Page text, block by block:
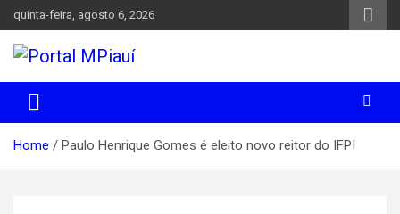
to
content
quinta-feira, agosto 6, 2026
Portal MPiauí
Parnaíba
Home Paulo Henrique Gomes é eleito novo reitor do IFPI